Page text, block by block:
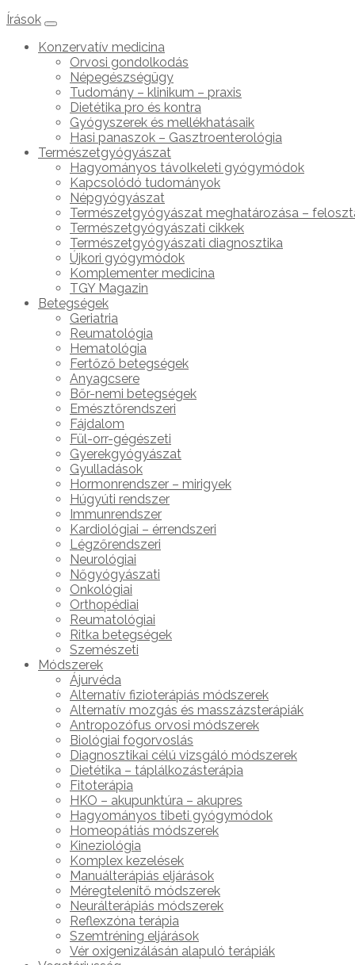
Írások
Konzervatív medicina
Orvosi gondolkodás
Népegészségügy
Tudomány – klinikum – praxis
Dietétika pro és kontra
Gyógyszerek és mellékhatásaik
Hasi panaszok – Gasztroenterológia
Természetgyógyászat
Hagyományos távolkeleti gyógymódok
Kapcsolódó tudományok
Népgyógyászat
Természetgyógyászat meghatározása –
Természetgyógyászati cikkek
Természetgyógyászati diagnosztika
Újkori gyógymódok
Komplementer medicina
TGY Magazin
Betegségek
Geriatria
Reumatológia
Hematológia
Fertőző betegségek
Anyagcsere
Bőr-nemi betegségek
Emésztőrendszeri
Fájdalom
Fül-orr-gégészeti
Gyerekgyógyászat
Gyulladások
Hormonrendszer – mirigyek
Húgyúti rendszer
Immunrendszer
Kardiológiai – érrendszeri
Légzőrendszeri
Neurológiai
Nőgyógyászati
Onkológiai
Orthopédiai
Reumatológiai
Ritka betegségek
Szemészeti
Módszerek
Ájurvéda
Alternatív fizioterápiás módszerek
Alternatív mozgás és masszázsterápiák
Antropozófus orvosi módszerek
Biológiai fogorvoslás
Diagnosztikai célú vizsgáló módszerek
Dietétika – táplálkozásterápia
Fitoterápia
HKO – akupunktúra – akupres
Hagyományos tibeti gyógymódok
Homeopátiás módszerek
Kineziológia
Komplex kezelések
Manuálterápiás eljárások
Méregtelenítő módszerek
Neurálterápiás módszerek
Reflexzóna terápia
Szemtréning eljárások
Vér oxigenizálásán alapuló terápiák